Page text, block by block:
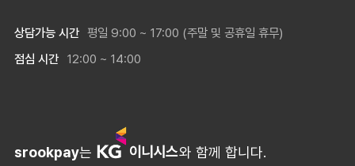
상담가능 시간 평일 9:00 ~ 17:00 (주말 및 공휴일 휴무)
점심 시간 12:00 ~ 14:00
srookpay는 와 함께 합니다.